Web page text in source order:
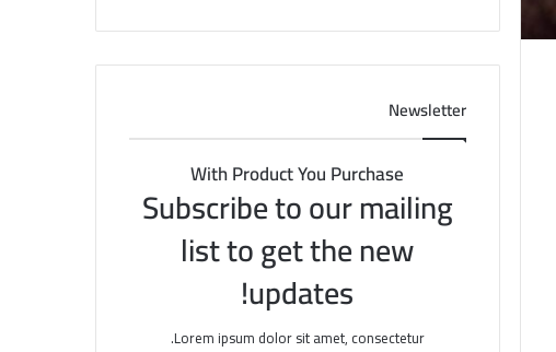
Newsletter
With Product You Purchase
Subscribe to our mailing
list to get the new
updates!
Lorem ipsum dolor sit amet, consectetur.